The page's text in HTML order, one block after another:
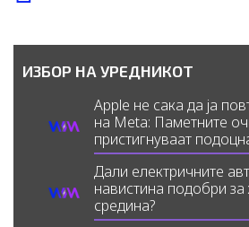
ИЗБОР НА УРЕДНИКОТ
Apple не сака да ја
на Meta: Паметните
пристигнуваат
Дали електричните
навистина подобри
средина?